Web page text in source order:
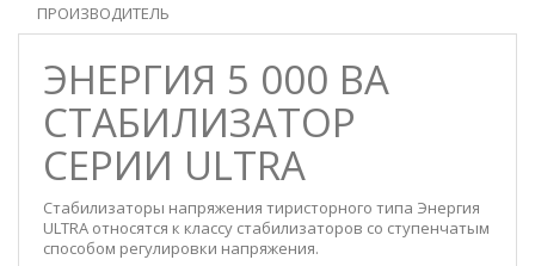
ПРОИЗВОДИТЕЛЬ
ЭНЕРГИЯ 5 000 ВА
СТАБИЛИЗАТОР
СЕРИИ ULTRA
Стабилизаторы напряжения тиристорного типа Энергия
ULTRA относятся к классу стабилизаторов со ступенчатым
способом регулировки напряжения.